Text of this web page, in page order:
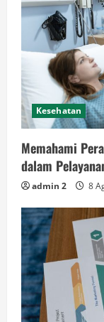
Kesehatan
Memahami
dalam
admin 2 8